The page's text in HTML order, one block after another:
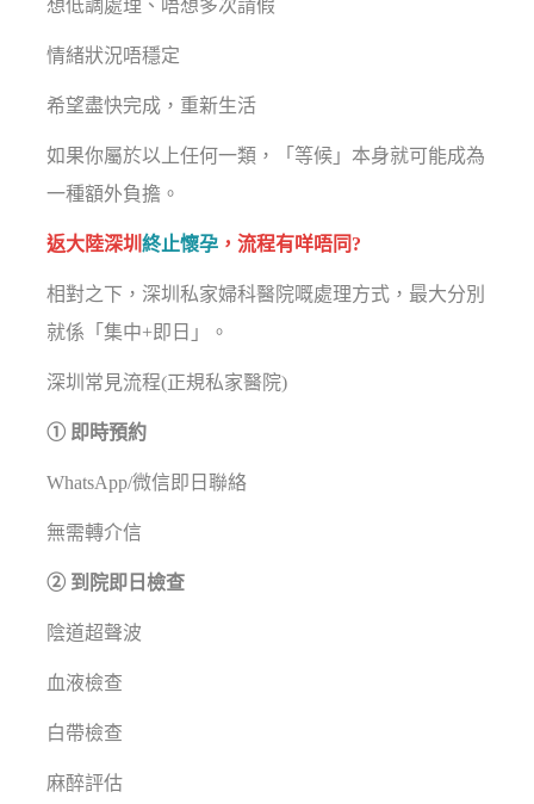
想低調處理、唔想多次請假
情緒狀況唔穩定
希望盡快完成，重新生活
如果你屬於以上任何一類，「等候」本身就可能成為
一種額外負擔。
返大陸深圳終止懷孕 ，流程有咩唔同?
相對之下，深圳私家婦科醫院嘅處理方式，最大分別
就係「集中+即日」。
深圳常見流程(正規私家醫院)
① 即時預約
WhatsApp/微信即日聯絡
無需轉介信
② 到院即日檢查
陰道超聲波
血液檢查
白帶檢查
麻醉評估